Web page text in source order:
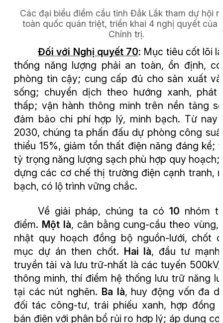
Các đại biểu điểm cầu tỉnh Đắk Lắk tham dự hội
toàn quốc quán triệt, triển khai 4 nghị quyết của
Chính trị.
Đối với Nghị quyết 70: Mục tiêu cốt lõi
thống năng lượng phải an toàn, ổn định,
phòng tin cậy; cung cấp đủ cho sản xuất
sống; chuyển dịch theo hướng xanh, phát
thấp; vận hành thông minh trên nền tảng
đảm bảo chi phí hợp lý, minh bạch. Từ nay
2030, chúng ta phấn đấu dự phòng công
thiểu 15%, giảm tổn thất điện năng đáng kể;
tỷ trọng năng lượng sạch phù hợp quy hoạch;
dựng các cơ chế thị trường điện cạnh tranh,
bạch, có lộ trình vững chắc.
Về giải pháp, chúng ta có 10 nhóm
điểm. Một là, cân bằng cung-cầu theo vùng,
nhật quy hoạch đồng bộ nguồn-lưới, chốt
mục dự án then chốt. Hai là, đầu tư mạnh
truyền tải và lưu trữ-nhất là các tuyến 500kV,
thông minh, thí điểm hệ thống lưu trữ năng
tại các nút nghẽn. Ba là, huy động vốn đa
đối tác công-tư, trái phiếu xanh, hợp đồng
bán điện với phân bổ rủi ro hợp lý; áp dụng cơ